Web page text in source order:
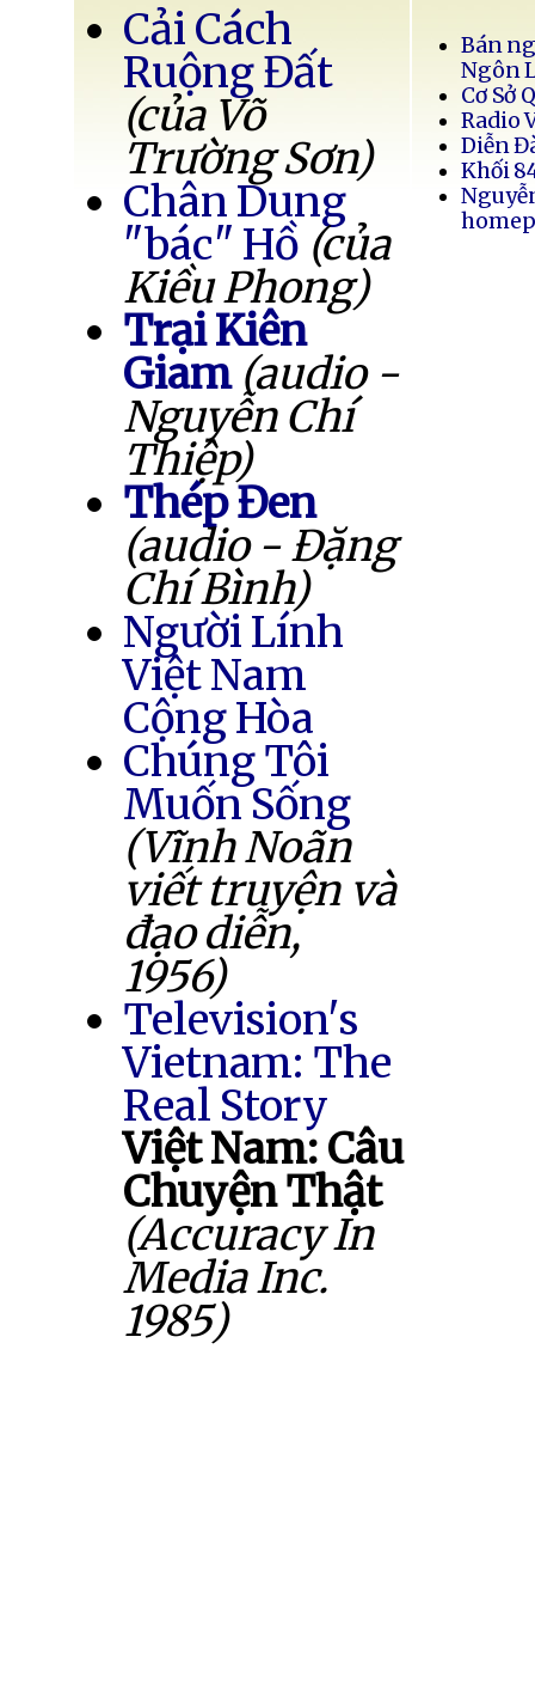
Cải Cách
Ruộng Đất
(của Võ
Trường Sơn)
Chân Dung
"bác" Hồ (của
Kiều Phong)
Trại Kiên
Giam (audio -
Nguyễn Chí
Thiệp)
Thép Đen
(audio - Đặng
Chí Bình)
Người Lính
Việt Nam
Cộng Hòa
Chúng Tôi
Muốn Sống
(Vĩnh Noãn
viết truyện và
đạo diễn,
1956)
Television's
Vietnam: The
Real Story
Việt Nam: Câu
Chuyện Thật
(Accuracy In
Media Inc.
1985)
Bán
Ngôn
Cơ Sở
Radio
Diễn
Khối